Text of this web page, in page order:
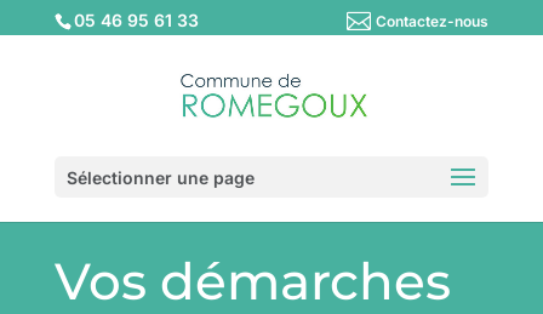
05 46 95 61 33 Contactez-nous
Sélectionner une page
Vos démarches